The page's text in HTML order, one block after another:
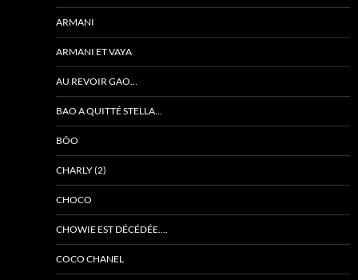
ARMANI
ARMANI ET VAYA
AU REVOIR GAO…
BAO A QUITTÉ STELLA…
BÔO
CHARLY (2)
CHOCO
CHOWIE EST DÉCÉDÉE….
COCO CHANEL